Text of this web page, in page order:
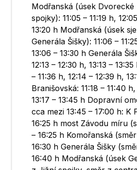
Modřanská (úsek Dvorecké
spojky): 11:05 – 11:19 h,
13:20 h Modřanská (úsek
Generála Šišky): 11:06 –
13:06 – 13:30 h Generála
12:13 – 12:30 h, 13:13 –
– 11:36 h, 12:14 – 12:39 h,
Branišovská: 11:18 – 11:40
13:17 – 13:45 h Dopravní
cca mezi 13:45 – 17:00 h: K
16:25 h most Závodu míru
– 16:25 h Komořanská
16:30 h Generála Šišky
16:40 h Modřanská (úsek